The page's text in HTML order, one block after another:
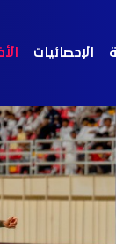
الإحصائيات